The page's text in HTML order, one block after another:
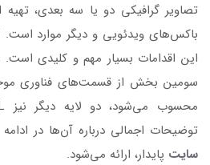
تصاویر گرافیکی دو یا سه بعدی،
باکس‌های ویدئویی و دیگر موارد
این اقدامات بسیار مهم و کلیدی است.
سومین بخش از قسمت‌های فناوری‌
توضیحات اجمالی درباره آن‌ها در ادامه
سایت پایدار، ارائه می‌شود.